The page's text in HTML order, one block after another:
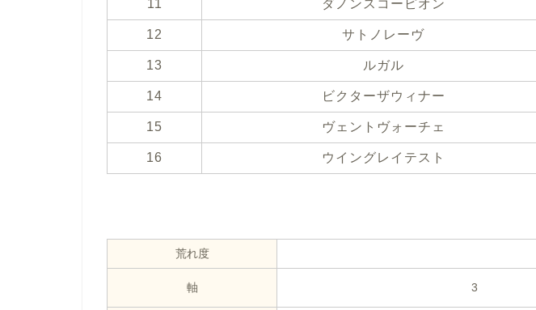
11 ダノンスコーピオン
12 サトノレーヴ
13 ルガル
14 ビクターザウィナー
15 ヴェントヴォーチェ
16 ウイングレイテスト
荒れ度
軸 3